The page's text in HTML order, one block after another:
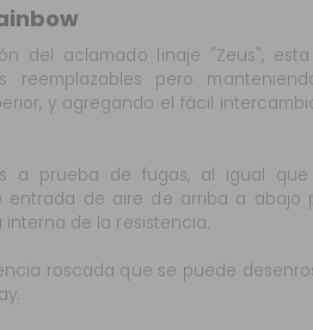
del aclamado linaje "Zeus", esta
reemplazables pero
y agregando el fácil
a prueba de fugas, al igual que
entrada de aire de arriba a abajo
de la resistencia.
roscada que se puede